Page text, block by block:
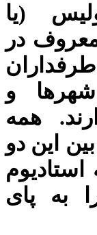
(یا
در
و
همه
این دو
استادیوم
به پای